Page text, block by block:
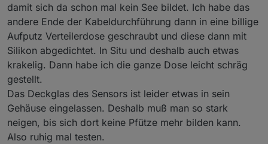
damit sich da schon mal kein See bildet. Ich habe das
andere Ende der Kabeldurchführung dann in eine billige
Aufputz Verteilerdose geschraubt und diese dann mit
Silikon abgedichtet. In Situ und deshalb auch etwas
krakelig. Dann habe ich die ganze Dose leicht schräg
gestellt.
Das Deckglas des Sensors ist leider etwas in sein
Gehäuse eingelassen. Deshalb muß man so stark
neigen, bis sich dort keine Pfütze mehr bilden kann.
Also ruhig mal testen.